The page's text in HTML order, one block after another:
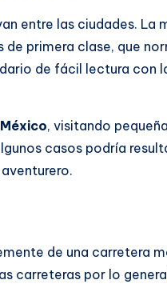
entre las ciudades. La
primera clase, que
de fácil lectura con
, visitando
casos podría
de una carretera
carreteras por lo